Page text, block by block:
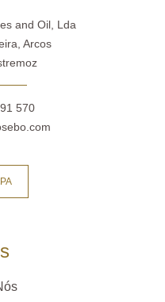
and Oil, Lda
Arcos
570